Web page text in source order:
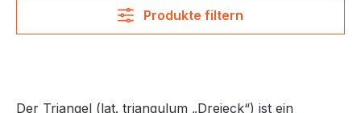
Produkte filtern
Der Triangel (lat. triangulum „Dreieck“) ist ein